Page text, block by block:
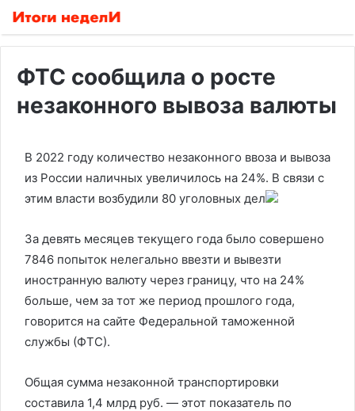
ФТС сообщила о росте
незаконного вывоза валюты
В 2022 году количество незаконного ввоза и вывоза
из России наличных увеличилось на 24%. В связи с
этим власти возбудили 80 уголовных дел
За девять месяцев текущего года было совершено
7846 попыток нелегально ввезти и вывезти
иностранную валюту через границу, что на 24%
больше, чем за тот же период прошлого года,
говорится на сайте Федеральной таможенной
службы (ФТС).
Общая сумма незаконной транспортировки
составила 1,4 млрд руб. — этот показатель по